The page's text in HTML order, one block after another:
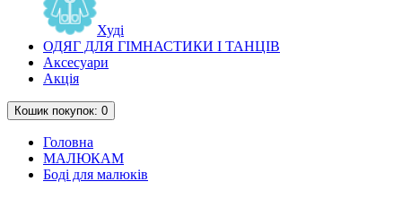
Худі
ОДЯГ ДЛЯ ГІМНАСТИКИ І ТАНЦІВ
Аксесуари
Акція
Кошик покупок: 0
Головна
МАЛЮКАМ
Боді для малюків